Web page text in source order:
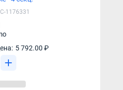
1176331
5 792.00 ₽